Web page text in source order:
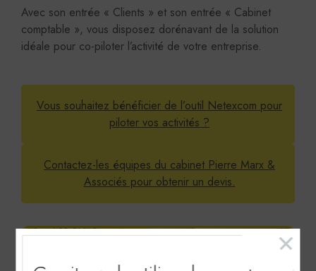
Avec son entrée « Clients » et son entrée « Cabinet
comptable », vous disposez dorénavant de la solution
idéale pour co-piloter l’activité de votre entreprise.
Vous souhaitez bénéficier de l’outil Netexcom pour
piloter vos activités ?
Contactez-les équipes du cabinet Pierre Marx &
Associés pour obtenir un devis.